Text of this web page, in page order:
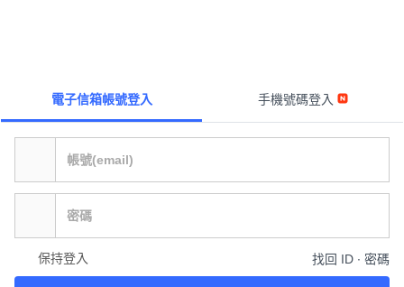
電子信箱帳號登入 手機號碼登入
保持登入 找回 ID ∙ 密碼